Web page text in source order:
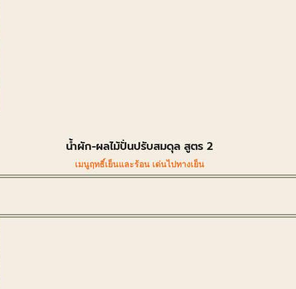
น้ำผัก-ผลไม้ปั่นปรับสมดุล สูตร 2
เมนูฤทธิ์เย็นและร้อน เด่นไปทางเย็น